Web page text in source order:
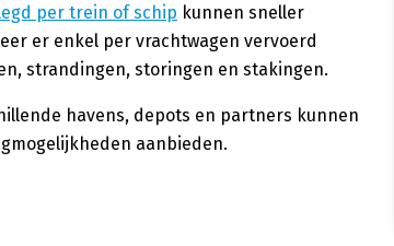
per trein of schip kunnen sneller
er enkel per vrachtwagen vervoerd
strandingen, storingen en stakingen.
havens, depots en partners kunnen
aanbieden.